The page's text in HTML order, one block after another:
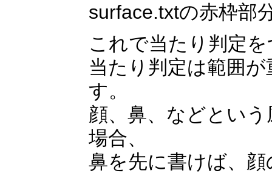
surface.txtの赤枠部
これで当たり判定
当たり判定は範囲
す。
顔、鼻、などとい
場合、
鼻を先に書けば、